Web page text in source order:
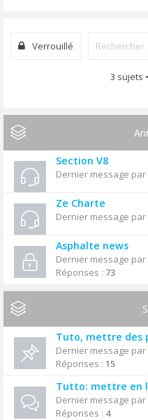
Verrouillé
3 sujets
Section V8
Dernier message par
Ze Charte
Dernier message par
Asphalte news
Dernier message par
Réponses : 73
Tuto, mettre des
Dernier message par
Réponses : 15
Tutto: mettre en
Dernier message par
Réponses : 4